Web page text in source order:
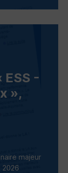
ESS -
»,
majeur
2026